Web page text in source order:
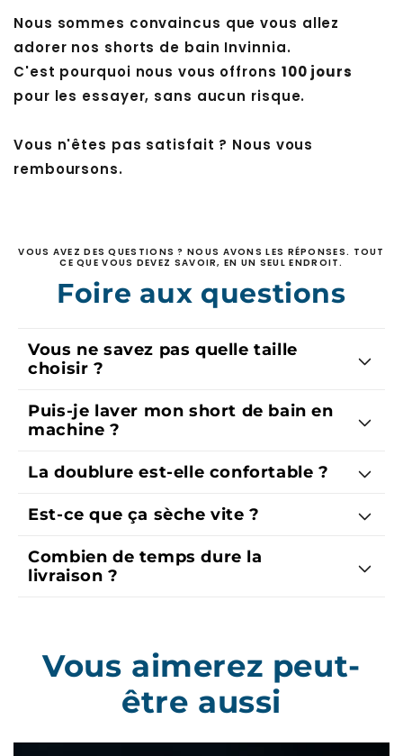
Nous sommes convaincus que vous allez
adorer nos shorts de bain Invinnia.
C'est pourquoi nous vous offrons 100 jours
pour les essayer, sans aucun risque.
Vous n'êtes pas satisfait ? Nous vous
remboursons.
VOUS AVEZ DES QUESTIONS ? NOUS AVONS LES RÉPONSES. TOUT
CE QUE VOUS DEVEZ SAVOIR, EN UN SEUL ENDROIT.
Foire aux questions
Vous ne savez pas quelle taille
choisir ?
Puis-je laver mon short de bain en
machine ?
La doublure est-elle confortable ?
Est-ce que ça sèche vite ?
Combien de temps dure la
livraison ?
Vous aimerez peut-
être aussi